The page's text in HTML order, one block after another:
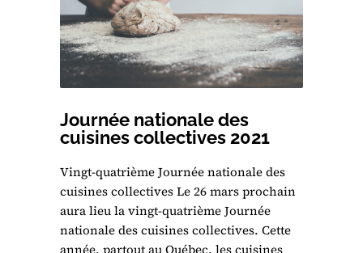
Journée nationale des
cuisines collectives 2021
Vingt-quatrième Journée nationale des
cuisines collectives Le 26 mars prochain
aura lieu la vingt-quatrième Journée
nationale des cuisines collectives. Cette
année, partout au Québec, les cuisines